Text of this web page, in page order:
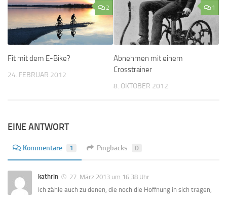
2
Fit mit dem E-Bike?
24. FEBRUAR 2012
1
Abnehmen mit einem
Crosstrainer
8. OKTOBER 2012
EINE ANTWORT
Kommentare 1 Pingbacks 0
kathrin
27. März 2013 um 16:38 Uhr
Ich zähle auch zu denen, die noch die Hoffnung in sich tragen,